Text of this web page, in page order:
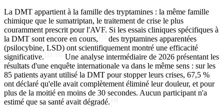
La DMT appartient à la famille des tryptamines : la même famille
chimique que le sumatriptan, le traitement de crise le plus
couramment prescrit pour l'AVF. Si les essais cliniques spécifiques à
la DMT sont encore en cours, [ 1 ] des tryptamines apparentées
(psilocybine, LSD) ont scientifiquement montré une efficacité
significative. [ 2 ] [ 3 ] Une analyse intermédiaire de 2026 présentant les
résultats d'une enquête internationale va dans le même sens : sur les
85 patients ayant utilisé la DMT pour stopper leurs crises, 67,5 %
ont déclaré qu'elle avait complètement éliminé leur douleur, et pour
plus de la moitié en moins de 30 secondes. Aucun participant n'a
estimé que sa santé avait dégradé. [4 ]